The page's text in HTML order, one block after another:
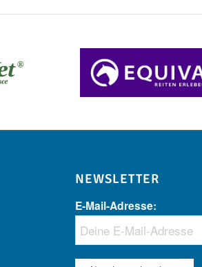
NEWSLETTER
E-Mail-Adresse: